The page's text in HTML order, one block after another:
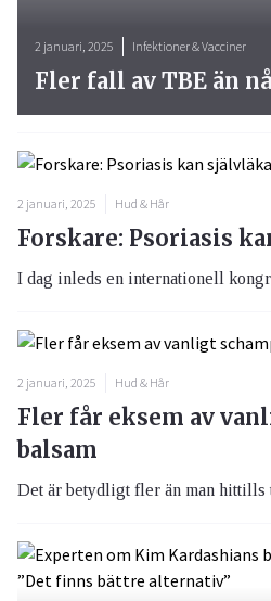
2 januari, 2025 Hud & Hår
Forskare: Psoriasis
I dag inleds en internationell
2 januari, 2025 Hud & Hår
Fler får eksem av
balsam
Det är betydligt fler än man hittills
2 januari, 2025 Infektioner & Vacciner
Fler fall av TBE än